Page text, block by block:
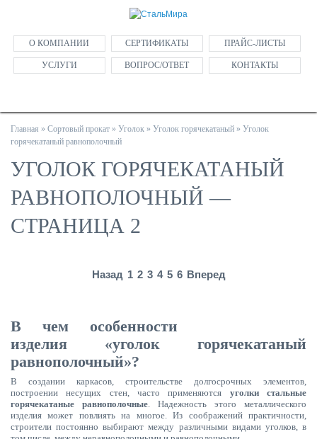
О КОМПАНИИ СЕРТИФИКАТЫ ПРАЙС-ЛИСТЫ
УСЛУГИ ВОПРОС/ОТВЕТ КОНТАКТЫ
Главная » Сортовый прокат » Уголок » Уголок горячекатаный » Уголок
горячекатаный равнополочный
УГОЛОК ГОРЯЧЕКАТАНЫЙ
РАВНОПОЛОЧНЫЙ —
СТРАНИЦА 2
Назад 1 2 3 4 5 6 Вперед
В чем особенности
изделия «уголок горячекатаный
равнополочный»?
В создании каркасов, строительстве долгосрочных элементов,
построении несущих стен, часто применяются уголки стальные
горячекатаные равнополочные. Надежность этого металлического
изделия может повлиять на многое. Из соображений практичности,
строители постоянно выбирают между различными видами уголков, в